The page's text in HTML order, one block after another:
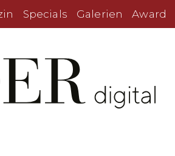
Specials Galerien Award